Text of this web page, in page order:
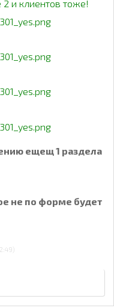
и клиентов тоже!
ещещ 1 раздела
не по форме будет